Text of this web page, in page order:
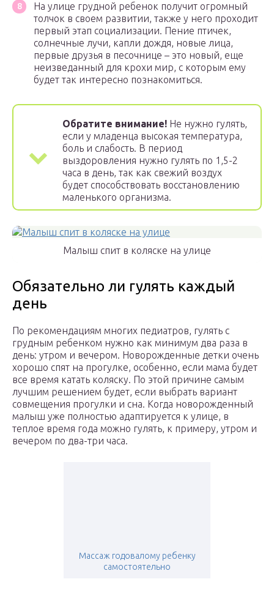
На улице грудной ребенок получит огромный
толчок в своем развитии, также у него проходит
первый этап социализации. Пение птичек,
солнечные лучи, капли дождя, новые лица,
первые друзья в песочнице – это новый, еще
неизведанный для крохи мир, с которым ему
будет так интересно познакомиться.
Обратите внимание! Не нужно гулять,
если у младенца высокая температура,
боль и слабость. В период
выздоровления нужно гулять по 1,5-2
часа в день, так как свежий воздух
будет способствовать восстановлению
маленького организма.
Малыш спит в коляске на улице
Обязательно ли гулять каждый
день
По рекомендациям многих педиатров, гулять с
грудным ребенком нужно как минимум два раза в
день: утром и вечером. Новорожденные детки очень
хорошо спят на прогулке, особенно, если мама будет
все время катать коляску. По этой причине самым
лучшим решением будет, если выбрать вариант
совмещения прогулки и сна. Когда новорожденный
малыш уже полностью адаптируется к улице, в
теплое время года можно гулять, к примеру, утром и
вечером по два-три часа.
Массаж годовалому ребенку
самостоятельно